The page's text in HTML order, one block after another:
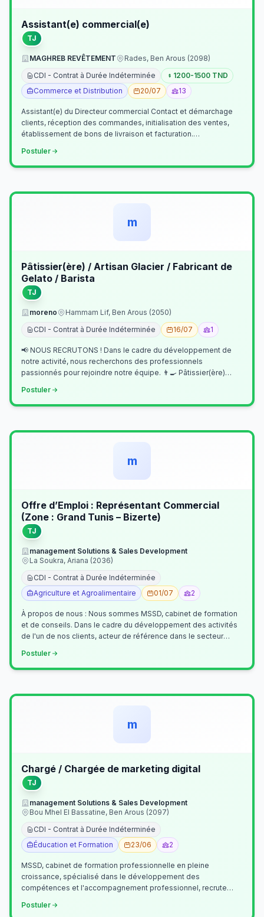
Assistant(e) commercial(e)
TJ
MAGHREB REVÊTEMENT
Rades, Ben Arous (2098)
CDI - Contrat à Durée Indéterminée
1200-1500 TND
Commerce et Distribution
20/07 13
Assistant(e) du Directeur commercial Contact et démarchage
clients, réception des commandes, initialisation des ventes,
établissement de bons de livraison et facturation.
Postuler
m
Pâtissier(ère) / Artisan Glacier / Fabricant de
Gelato / Barista
TJ
moreno
Hammam Lif, Ben Arous (2050)
CDI - Contrat à Durée Indéterminée
16/07 1
📢 NOUS RECRUTONS ! Dans le cadre du développement de
notre activité, nous recherchons des professionnels
passionnés pour rejoindre notre équipe. 👨‍🍳 Pâtissier(ère)
Postuler
m
Offre d’Emploi : Représentant Commercial
(Zone : Grand Tunis – Bizerte)
TJ
management Solutions & Sales Development
La Soukra, Ariana (2036)
CDI - Contrat à Durée Indéterminée
Agriculture et Agroalimentaire
01/07 2
À propos de nous : Nous sommes MSSD, cabinet de formation
et de conseils. Dans le cadre du développement des activités
de l'un de nos clients, acteur de référence dans le secteur
Postuler
m
Chargé / Chargée de marketing digital
TJ
management Solutions & Sales Development
Bou Mhel El Bassatine, Ben Arous (2097)
CDI - Contrat à Durée Indéterminée
Éducation et Formation
23/06 2
MSSD, cabinet de formation professionnelle en pleine
croissance, spécialisé dans le développement des
compétences et l'accompagnement professionnel, recrute
Postuler